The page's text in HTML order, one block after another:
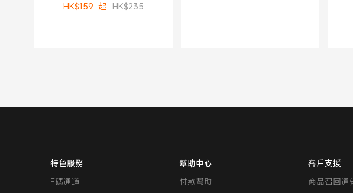
HK$159 起 HK$235
特色服務
F碼通道
幫助中心
付款幫助
客戶支援
商品召回通